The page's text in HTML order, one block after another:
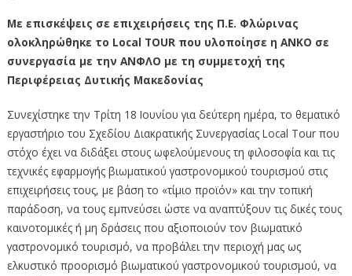
Με επισκέψεις σε επιχειρήσεις της Π.Ε. Φλώρινας
ολοκληρώθηκε το Local TOUR που υλοποίησε η ΑΝΚΟ σε
συνεργασία με την ΑΝΦΛΟ με τη συμμετοχή της
Περιφέρειας Δυτικής Μακεδονίας
Συνεχίστηκε την Τρίτη 18 Ιουνίου για δεύτερη ημέρα, το θεματικό
εργαστήριο του Σχεδίου Διακρατικής Συνεργασίας Local Tour που
στόχο έχει να διδάξει στους ωφελούμενους τη φιλοσοφία και τις
τεχνικές εφαρμογής βιωματικού γαστρονομικού τουρισμού στις
επιχειρήσεις τους, με βάση το «τίμιο προϊόν» και την τοπική
παράδοση, να τους εμπνεύσει ώστε να αναπτύξουν τις δικές τους
καινοτομικές ή μη δράσεις που αξιοποιούν τον βιωματικό
γαστρονομικό τουρισμό, να προβάλει την περιοχή μας ως
ελκυστικό προορισμό βιωματικού γαστρονομικού τουρισμού, να